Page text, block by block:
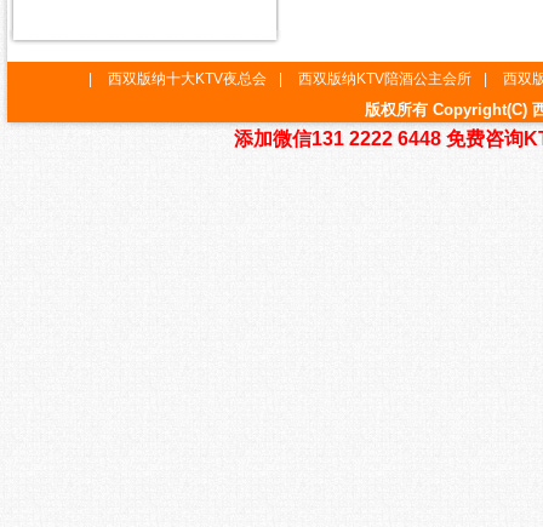
西双版纳十大KTV夜总会 西双版纳KTV陪酒公主会所 西双
版权所有 Copyright(C)
添加微信131 2222 6448 免费咨询